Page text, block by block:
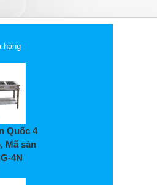
hàng
Quốc 4
Mã sản
4N